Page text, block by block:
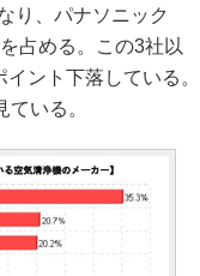
り、パナソニック
占める。この3社以
ント下落している。
いる。